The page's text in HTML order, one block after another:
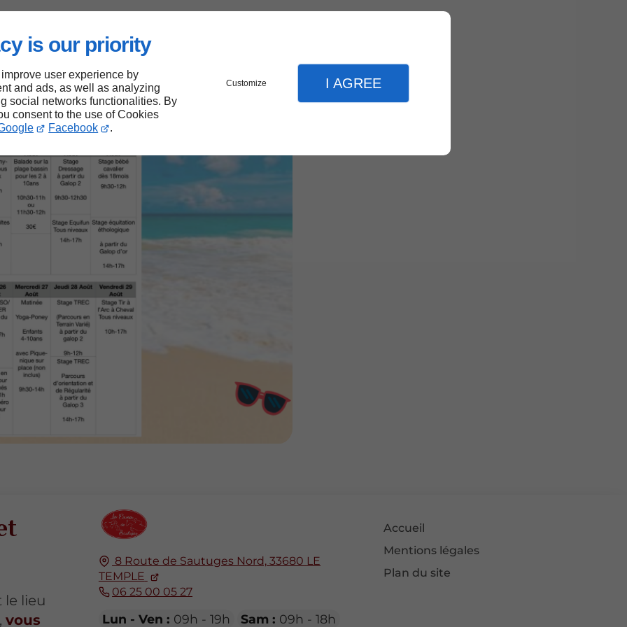
is our priority
user experience by
and ads, as well as analyzing
social networks functionalities. By
consent to the use of Cookies
Facebook .
Customize I AGREE
le lieu
vous
8 Route de Sautuges Nord, 33680 LE
TEMPLE
06 25 00 05 27
Lun - Ven : 09h - 19h Sam : 09h - 18h
Accueil
Mentions légales
Plan du site